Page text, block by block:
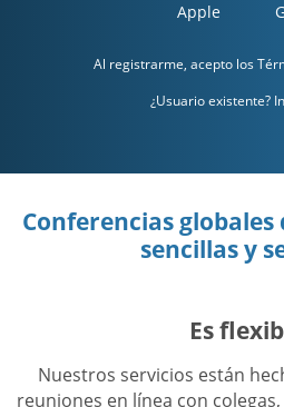
Apple
Al registrarme, acepto los
¿Usuario existente?
Conferencias
sencillas y
Es
Nuestros servicios están
reuniones en línea con